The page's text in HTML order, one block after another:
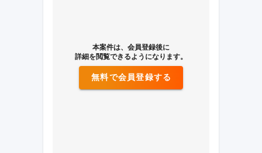
本案件は、会員登録後に
詳細を閲覧できるようになります。
無料で会員登録する